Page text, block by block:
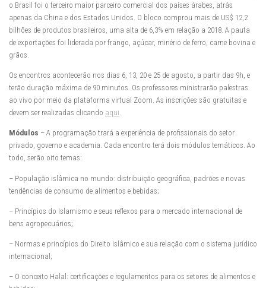
o Brasil foi o terceiro maior parceiro comercial dos países árabes, atrás
apenas da China e dos Estados Unidos. O bloco comprou mais de US$ 12,2
bilhões de produtos brasileiros, uma alta de 6,3% em relação a 2018. A pauta
de exportações foi liderada por frango, açúcar, minério de ferro, carne bovina e
grãos.
Os encontros acontecerão nos dias 6, 13, 20 e 25 de agosto, a partir das 9h, e
terão duração máxima de 90 minutos. Os professores ministrarão palestras
ao vivo por meio da plataforma virtual Zoom. As inscrições são gratuitas e
devem ser realizadas clicando aqui.
Módulos – A programação trará a experiência de profissionais do setor
privado, governo e academia. Cada encontro terá dois módulos temáticos. Ao
todo, serão oito temas:
– População islâmica no mundo: distribuição geográfica, padrões e novas
tendências de consumo de alimentos e bebidas;
– Princípios do Islamismo e seus reflexos para o mercado internacional de
bens agropecuários;
– Normas e princípios do Direito Islâmico e sua relação com o sistema jurídico
internacional;
– O conceito Halal: certificações e regulamentos para os setores de alimentos e